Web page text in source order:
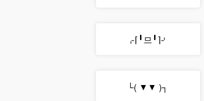
⌌⌈╹므╹⌉⌏
└( ▼▼ )┐